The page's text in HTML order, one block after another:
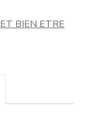
BIEN ETRE